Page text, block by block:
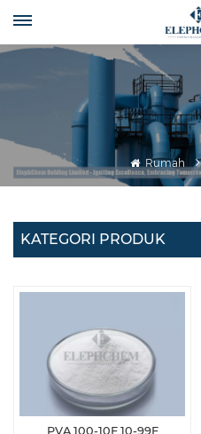
Rumah
KATEGORI PRODUK
PVA 100-10F 10-99F